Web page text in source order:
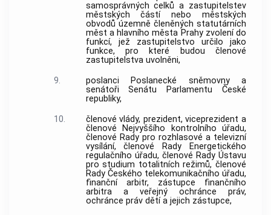
samosprávných celků a zastupitelstev
městských částí nebo městských
obvodů územně členěných statutárních
měst a hlavního města Prahy zvolení do
funkcí, jež zastupitelstvo určilo jako
funkce, pro které budou členové
zastupitelstva uvolněni,
9.
poslanci Poslanecké sněmovny a
senátoři Senátu Parlamentu České
republiky,
10.
členové vlády, prezident, viceprezident a
členové Nejvyššího kontrolního úřadu,
členové Rady pro rozhlasové a televizní
vysílání, členové Rady Energetického
regulačního úřadu, členové Rady Ústavu
pro studium totalitních režimů, členové
Rady Českého telekomunikačního úřadu,
finanční arbitr, zástupce finančního
arbitra a veřejný ochránce práv,
ochránce práv dětí a jejich zástupce,